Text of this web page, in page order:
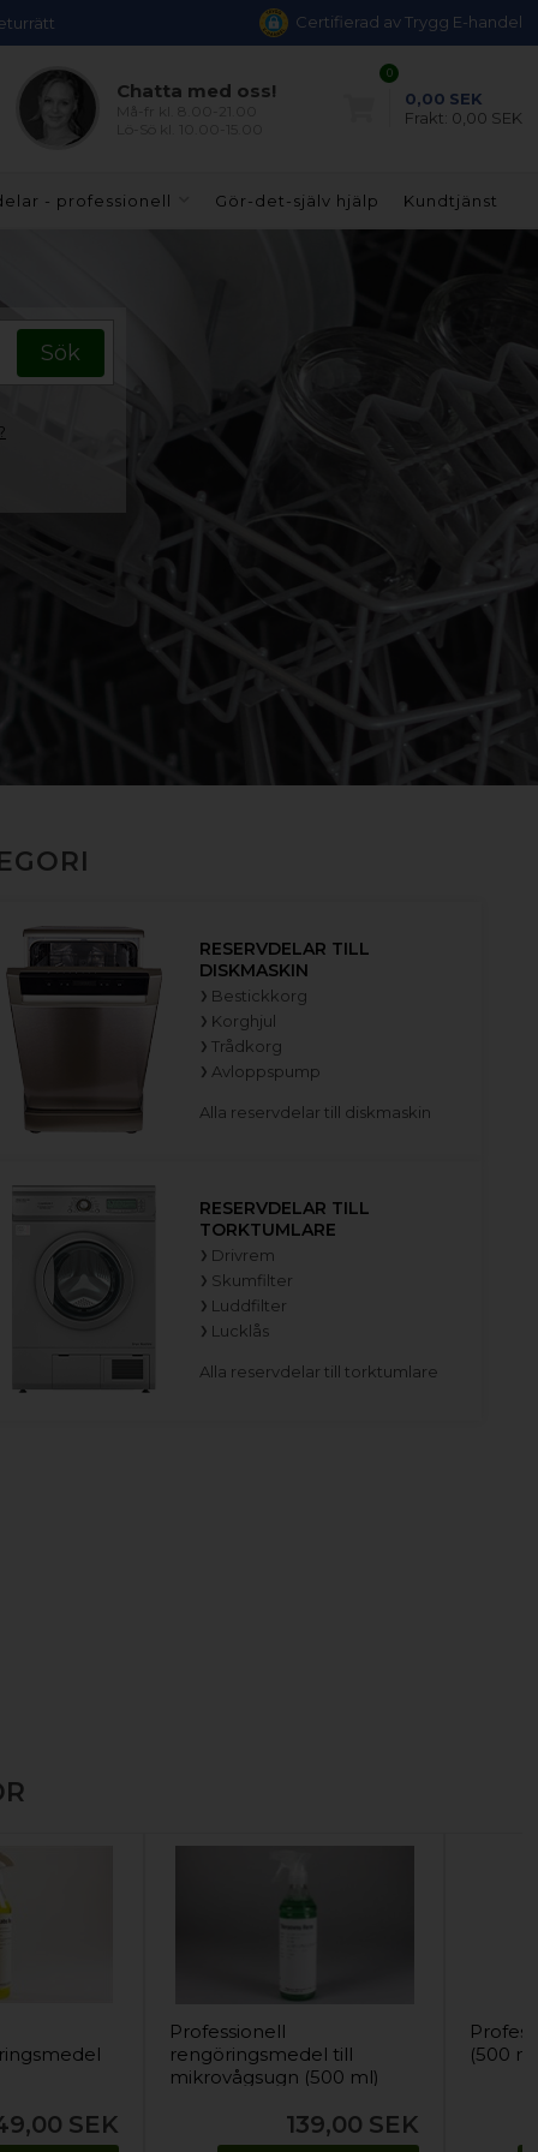
Certifierad av Trygg E-handel
Chatta med oss!
0
0,00 SEK
Frakt: 0,00 SEK
- professionell Gör-det-själv hjälp Kundtjänst
RESERVDELAR TILL
DISKMASKIN
Bestickkorg
Korghjul
Trådkorg
Avloppspump
Alla reservdelar till diskmaskin
RESERVDELAR TILL
TORKTUMLARE
Drivrem
Skumfilter
Luddfilter
Lucklås
Alla reservdelar till torktumlare
SEK
Professionell
rengöringsmedel till
mikrovågsugn (500 ml)
139,00 SEK
(500